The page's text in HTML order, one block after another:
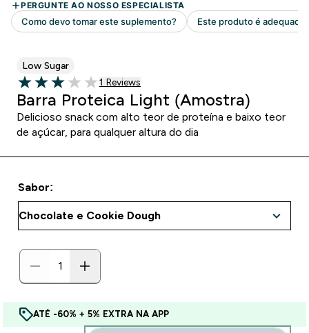
Low Sugar
3 out of 5 stars
1 customer reviews
1 Reviews
Barra Proteica Light (Amostra)
Delicioso snack com alto teor de proteína e baixo teor
de açúcar, para qualquer altura do dia
Sabor:
ATÉ -60% + 5% EXTRA NA APP